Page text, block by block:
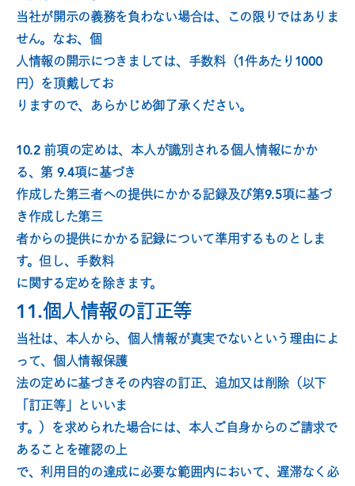
当社が開示の義務を負わない場合は、この限りではありま
せん。なお、個
人情報の開示につきましては、手数料（1件あたり1000
円）を頂戴してお
りますので、あらかじめ御了承ください。
10.2 前項の定めは、本人が識別される個人情報にかか
る、第 9.4項に基づき
作成した第三者への提供にかかる記録及び第9.5項に基づ
き作成した第三
者からの提供にかかる記録について準用するものとしま
す。但し、手数料
に関する定めを除きます。
11.個人情報の訂正等
当社は、本人から、個人情報が真実でないという理由によ
って、個人情報保護
法の定めに基づきその内容の訂正、追加又は削除（以下
「訂正等」といいま
す。）を求められた場合には、本人ご自身からのご請求で
あることを確認の上
で、利用目的の達成に必要な範囲内において、遅滞なく必